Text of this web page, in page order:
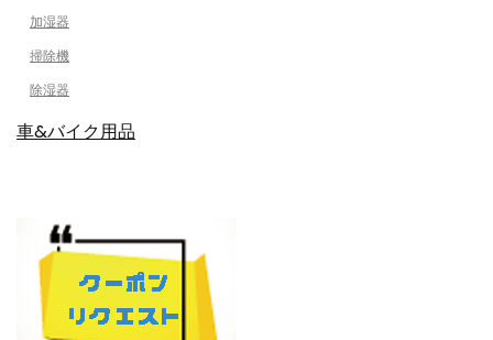
加湿器
掃除機
除湿器
車&バイク用品